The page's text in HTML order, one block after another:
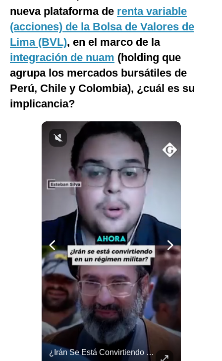
Club del Suscriptor
Mix
G de Gestión
Notas Contratadas
Podcast
Gestión TV
Condiciones
Preguntas
Frecuentes
nueva plataforma de renta variable
(acciones) de la Bolsa de Valores de
Lima (BVL), en el marco de la
integración de nuam (holding que
agrupa los mercados bursátiles de
Perú, Chile y Colombia), ¿cuál es su
implicancia?
¿Irán Se Está Convirtiendo En Un Régimen Militar? | #radar24